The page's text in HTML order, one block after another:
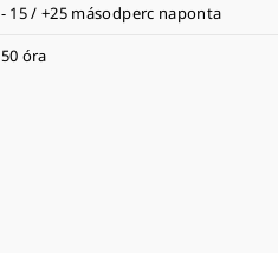
- 15 / +25 másodperc naponta
50 óra